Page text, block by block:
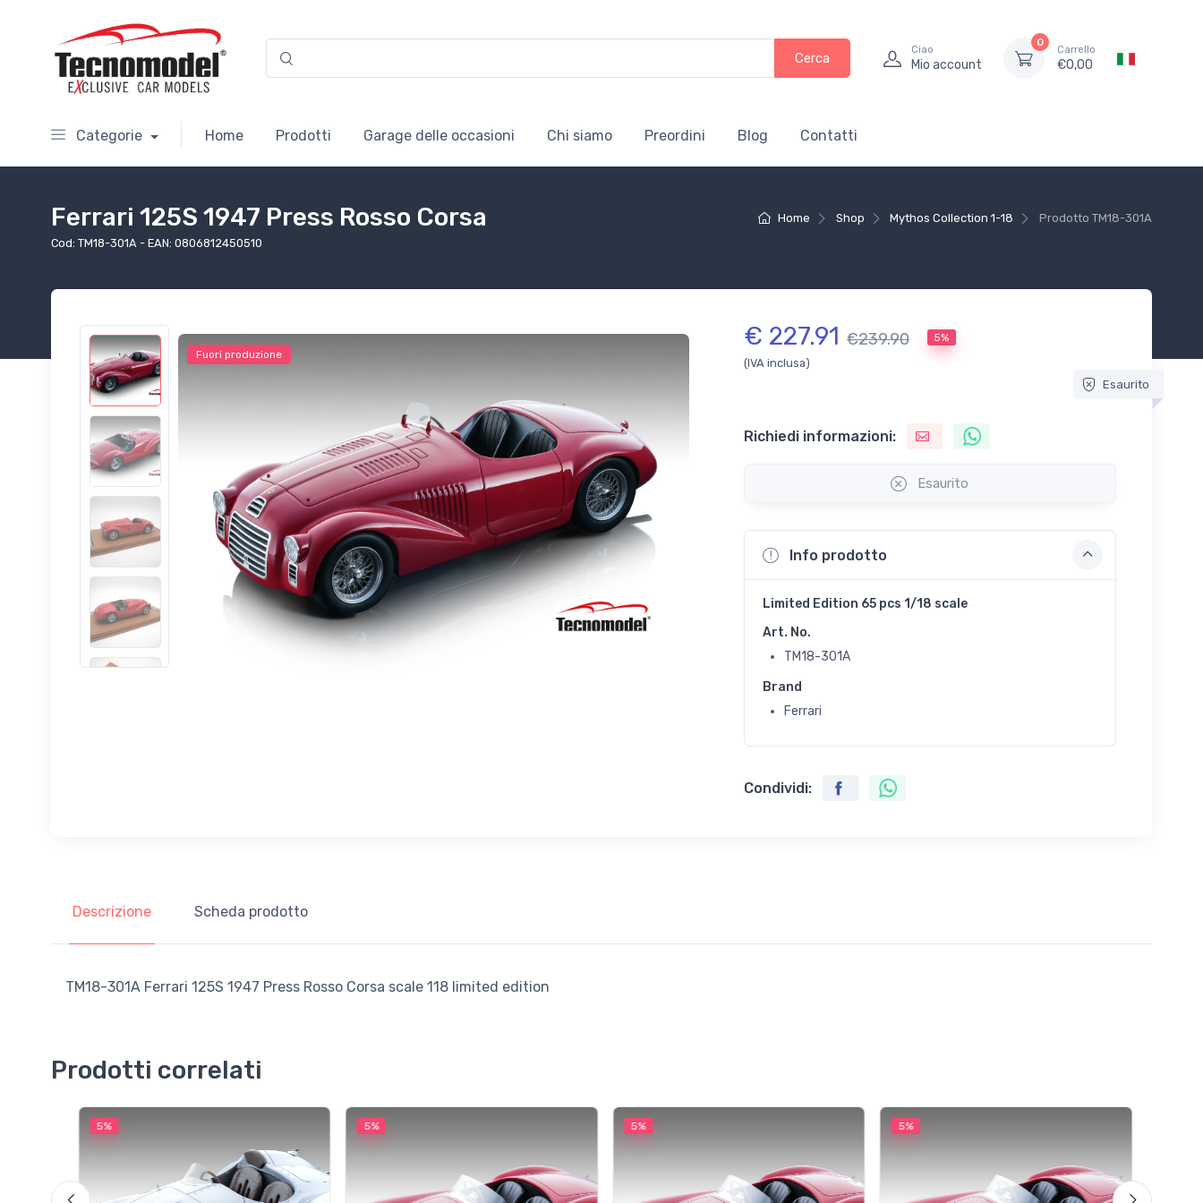
Cerca
Ciao
Mio account
0
Carrello
€0,00
Categorie Home Prodotti Garage delle occasioni Chi siamo Preordini Blog Contatti
Home Shop Mythos Collection 1-18 Prodotto TM18-301A
Ferrari 125S 1947 Press Rosso Corsa
Cod: TM18-301A - EAN: 0806812450510
Fuori produzione
€ 227.91 €239.90 5%
(IVA inclusa)
Esaurito
Richiedi informazioni:
Esaurito
Info prodotto
Limited Edition 65 pcs 1/18 scale
Art. No.
TM18-301A
Brand
Ferrari
Condividi:
Descrizione Scheda prodotto
TM18-301A Ferrari 125S 1947 Press Rosso Corsa scale 118 limited edition
Prodotti correlati
5% 5% 5% 5%